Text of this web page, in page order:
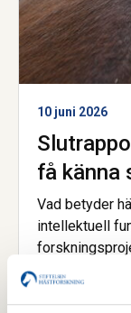
10 juni 2026
få känna
Vad betyder
intellektuell
Slutsatsen är